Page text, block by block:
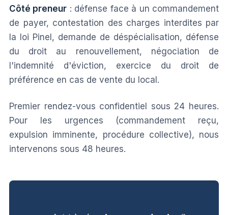
Côté preneur : défense face à un commandement
de payer, contestation des charges interdites par
la loi Pinel, demande de déspécialisation, défense
du droit au renouvellement, négociation de
l'indemnité d'éviction, exercice du droit de
préférence en cas de vente du local.
Premier rendez-vous confidentiel sous 24 heures.
Pour les urgences (commandement reçu,
expulsion imminente, procédure collective), nous
intervenons sous 48 heures.